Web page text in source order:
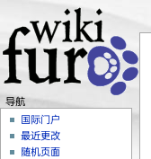
导航
国际门户
最近更改
随机页面